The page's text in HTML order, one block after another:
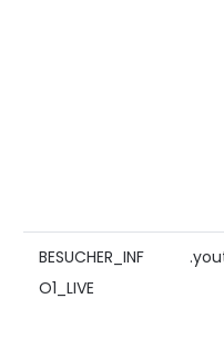
BESUCHER_INF
O1_LIVE